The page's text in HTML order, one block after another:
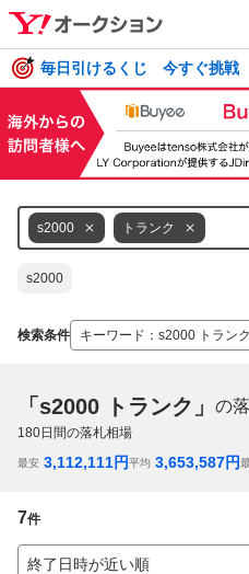
毎日引けるくじ 今すぐ挑戦
s2000 トランク
s2000
検索条件 キーワード ： s2000 トランク
「s2000 トランク」 の
180日間の落札相場
最安 3,112,111円平均 3,653,587円
7件
終了日時が近い順